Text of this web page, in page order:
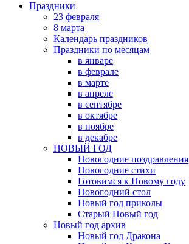
Праздники
23 февраля
8 марта
Календарь праздников
Праздники по месяцам
в январе
в феврале
в марте
в апреле
в сентябре
в октябре
в ноябре
в декабре
НОВЫЙ ГОД
Новогодние поздравления
Новогодние стихи
Готовимся к Новому году
Новогодний стол
Новый год приколы
Старый Новый год
Новый год архив
Новый год Дракона